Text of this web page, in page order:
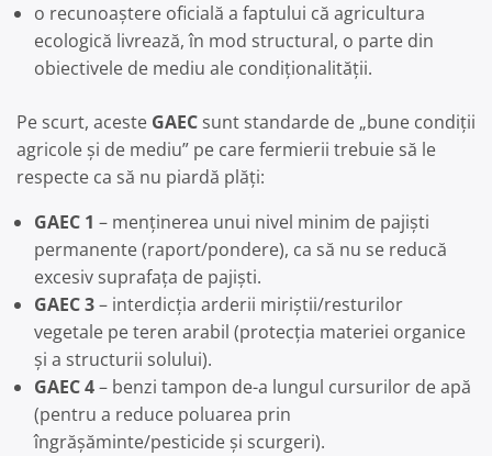
o recunoaștere oficială a faptului că agricultura
ecologică livrează, în mod structural, o parte din
obiectivele de mediu ale condiționalității.
Pe scurt, aceste GAEC sunt standarde de „bune condiții
agricole și de mediu” pe care fermierii trebuie să le
respecte ca să nu piardă plăți:
GAEC 1 – menținerea unui nivel minim de pajiști
permanente (raport/pondere), ca să nu se reducă
excesiv suprafața de pajiști.
GAEC 3– interdicția arderii miriștii/resturilor
vegetale pe teren arabil (protecția materiei organice
și a structurii solului).
GAEC 4– benzi tampon de-a lungul cursurilor de apă
(pentru a reduce poluarea prin
îngrășăminte/pesticide și scurgeri).